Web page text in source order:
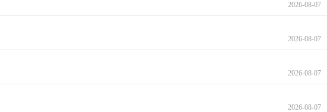
2026-08-07
2026-08-07
2026-08-07
2026-08-07